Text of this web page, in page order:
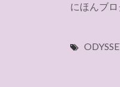
にほんブ